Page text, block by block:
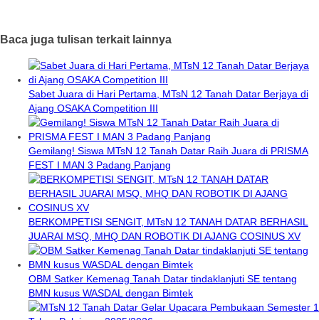
Baca juga tulisan terkait lainnya
Sabet Juara di Hari Pertama, MTsN 12 Tanah Datar Berjaya di
Ajang OSAKA Competition III
Gemilang! Siswa MTsN 12 Tanah Datar Raih Juara di PRISMA
FEST I MAN 3 Padang Panjang
BERKOMPETISI SENGIT, MTsN 12 TANAH DATAR BERHASIL
JUARAI MSQ, MHQ DAN ROBOTIK DI AJANG COSINUS XV
OBM Satker Kemenag Tanah Datar tindaklanjuti SE tentang
BMN kusus WASDAL dengan Bimtek